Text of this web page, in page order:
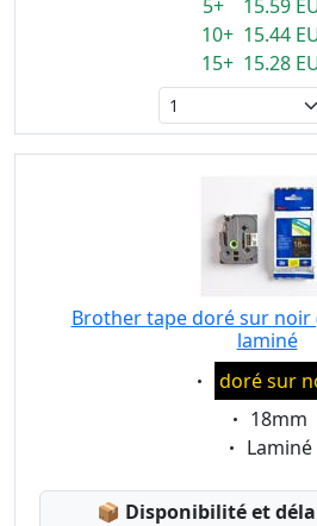
5+ 15.59
10+ 15.44
15+ 15.28
Brother tape doré sur noir
laminé
Eigenschaft:
doré sur
18mm
Laminé
📦 Lagerstatus:
Disponibilité et